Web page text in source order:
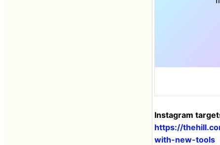
Instagram
https://
with-new-tools